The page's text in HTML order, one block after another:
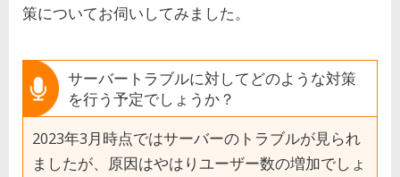
策についてお伺いしてみました。
サーバートラブルに対してどのような対策
を行う予定でしょうか？
2023年3月時点ではサーバーのトラブルが見られ
ましたが、原因はやはりユーザー数の増加でしょ